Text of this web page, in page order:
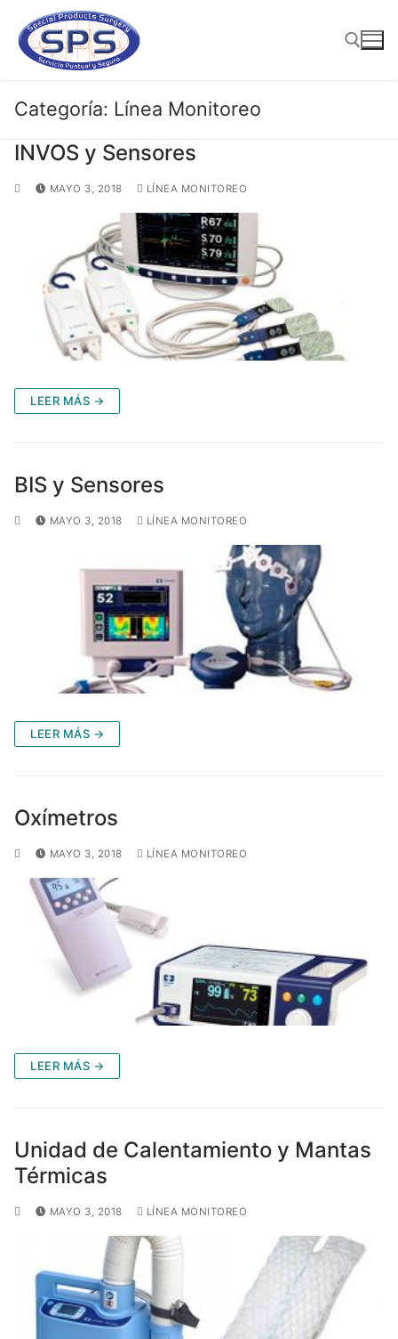
contenido
Buscar:
Categoría: Línea Monitoreo
INVOS y Sensores
MAYO 3, 2018 LÍNEA MONITOREO
LEER MÁS →
BIS y Sensores
MAYO 3, 2018 LÍNEA MONITOREO
LEER MÁS →
Oxímetros
MAYO 3, 2018 LÍNEA MONITOREO
LEER MÁS →
Unidad de Calentamiento y Mantas
Térmicas
MAYO 3, 2018 LÍNEA MONITOREO